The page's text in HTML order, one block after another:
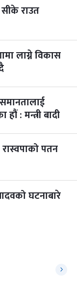
राउत
लाग्ने विकास
हौं : मन्त्री बादी
पतन
घटनाबारे